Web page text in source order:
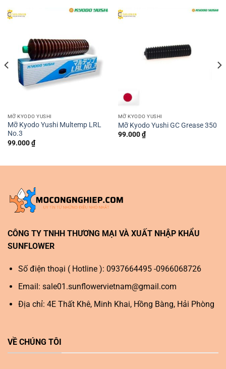
MỠ KYODO YUSHI
Mỡ Kyodo Yushi Multemp LRL
No.3
99.000₫
MỠ KYODO YUSHI
Mỡ Kyodo Yushi GC Grease 350
99.000₫
CÔNG TY TNHH THƯƠNG MẠI VÀ XUẤT NHẬP KHẨU
SUNFLOWER
Số điện thoại ( Hotline ): 0937664495 -0966068726
Email: sale01.sunflowervietnam@gmail.com
Địa chỉ: 4E Thất Khê, Minh Khai, Hồng Bàng, Hải Phòng
VỀ CHÚNG TÔI